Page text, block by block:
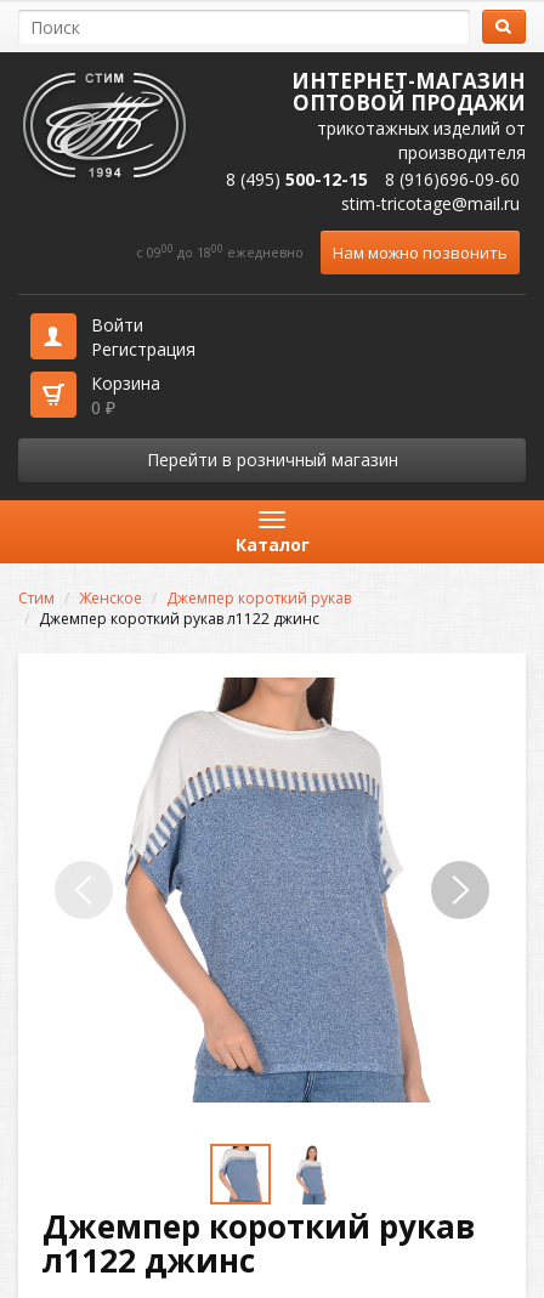
ИНТЕРНЕТ-МАГАЗИН
ОПТОВОЙ ПРОДАЖИ
трикотажных изделий от
производителя
8 (495) 500-12-15
8 (916)696-09-60
stim-tricotage@mail.ru
c 0900 до 1800 ежедневно Нам можно позвонить
Войти
Регистрация
Корзина
0 ₽
Перейти в розничный магазин
Каталог
Стим Женское
Джемпер короткий рукав
Джемпер короткий рукав л1122 джинс
Джемпер короткий рукав
л1122 джинс